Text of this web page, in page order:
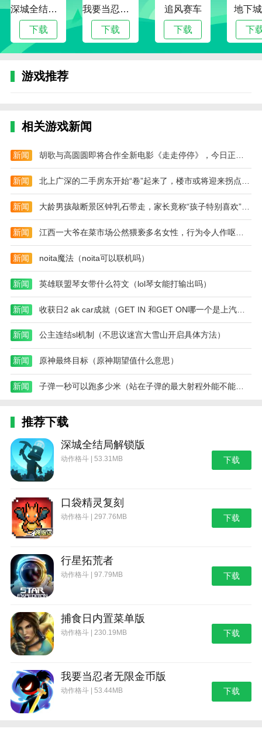
会给玩家带来一些有趣的体验。
用户评估
游戏操作简单，玩法多样，整体游戏体验特别好。
深城全结局解锁版
下载
我要当忍者无限金币版
下载
追风赛车
下载
地下
下
游戏推荐
相关游戏新闻
新闻
新闻
新闻 大龄男孩敲断景区钟乳石带走，家长竟称“孩子特别喜欢”（2023钟乳石被破坏）
新闻 江西一大爷在菜市场公然猥亵多名女性，行为令人作呕（2023江西大爷猥亵）
新闻 noita魔法（noita可以联机吗）
新闻 英雄联盟琴女带什么符文（lol琴女能打输出吗）
新闻 收获日2 ak car成就（GET IN 和GET ON哪一个是上汽车）
新闻 公主连结sl机制（不思议迷宫大雪山开启具体方法）
新闻 原神最终目标（原神期望值什么意思）
新闻 子弹一秒可以跑多少米（站在子弹的最大射程外能不能看见子弹落在脚下）
推荐下载
深城全结局解锁版
动作格斗 | 53.31MB 下载
口袋精灵复刻
动作格斗 | 297.76MB 下载
行星拓荒者
动作格斗 | 97.79MB 下载
捕食日内置菜单版
动作格斗 | 230.19MB 下载
我要当忍者无限金币版
动作格斗 | 53.44MB 下载